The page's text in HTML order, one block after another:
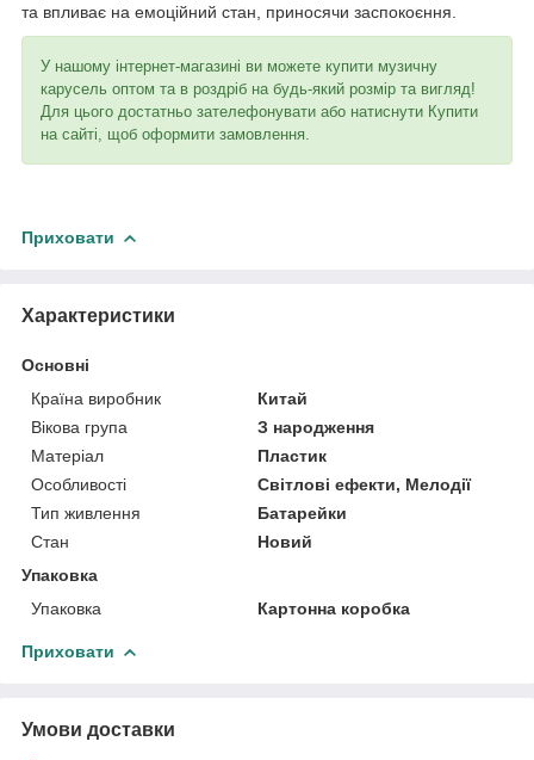
та впливає на емоційний стан, приносячи заспокоєння.
У нашому інтернет-магазині ви можете купити музичну
карусель оптом та в роздріб на будь-який розмір та вигляд!
Для цього достатньо зателефонувати або натиснути Купити
на сайті, щоб оформити замовлення.
Приховати
Характеристики
Основні
Країна виробник
Китай
Вікова група
З народження
Матеріал
Пластик
Особливості
Світлові ефекти, Мелодії
Тип живлення
Батарейки
Стан
Новий
Упаковка
Упаковка
Картонна коробка
Приховати
Умови доставки